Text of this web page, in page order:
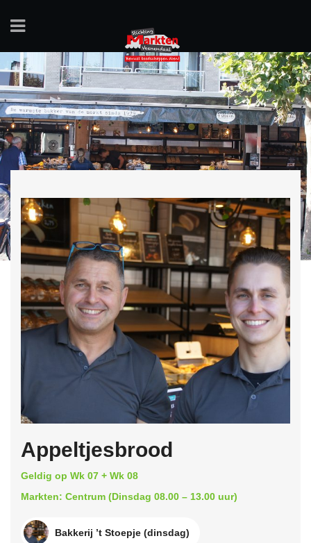
Appeltjesbrood
Geldig op Wk 07 + Wk 08
Markten: Centrum (Dinsdag 08.00 – 13.00 uur)
Bakkerij ’t Stoepje (dinsdag)